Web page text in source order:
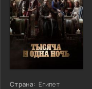
Страна: Египет